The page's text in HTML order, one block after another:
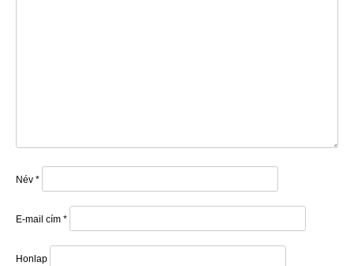
Név *
E-mail cím *
Honlap